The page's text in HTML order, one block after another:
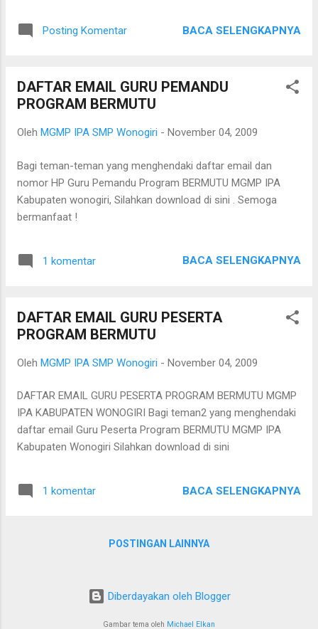
Teacher (MT) ICT. Keenam MT tersebut adalah Drs M Irianto
Mewal, Agus Dwianto SPd, Sunarno SPd, Joko Dwi Suranto
sini .
Posting Komentar BACA SELENGKAPNYA
DAFTAR EMAIL GURU PEMANDU
PROGRAM BERMUTU
Oleh MGMP IPA SMP Wonogiri - November 04, 2009
Bagi teman-teman yang menghendaki daftar email dan
nomor HP Guru Pemandu Program BERMUTU MGMP IPA
Kabupaten wonogiri, Silahkan download di sini . Semoga
bermanfaat !
1 komentar BACA SELENGKAPNYA
DAFTAR EMAIL GURU PESERTA
PROGRAM BERMUTU
Oleh MGMP IPA SMP Wonogiri - November 04, 2009
DAFTAR EMAIL GURU PESERTA PROGRAM BERMUTU MGMP
IPA KABUPATEN WONOGIRI Bagi teman2 yang menghendaki
daftar email Guru Peserta Program BERMUTU MGMP IPA
Kabupaten Wonogiri Silahkan download di sini
1 komentar BACA SELENGKAPNYA
POSTINGAN LAINNYA
Diberdayakan oleh Blogger
Gambar tema oleh Michael Elkan